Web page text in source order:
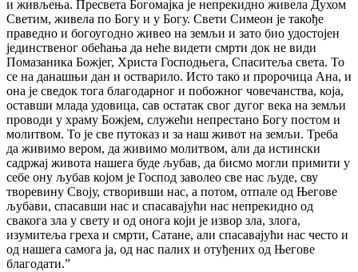
и живљења. Пресвета Богомајка је непрекидно живела Духом
Светим, живела по Богу и у Богу. Свети Симеон је такође
праведно и богоугодно живео на земљи и зато био удостојен
јединственог обећања да неће видети смрти док не види
Помазаника Божјег, Христа Господњега, Спаситеља света. То
се на данашњи дан и остварило. Исто тако и пророчица Ана, и
она је сведок тога благодарног и побожног човечанства, која,
оставши млада удовица, сав остатак свог дугог века на земљи
проводи у храму Божјем, служећи непрестано Богу постом и
молитвом. То је све путоказ и за наш живот на земљи. Треба
да живимо вером, да живимо молитвом, али да истински
садржај живота нашега буде љубав, да бисмо могли примити у
себе ону љубав којом је Господ заволео све нас људе, сву
творевину Своју, створивши нас, а потом, отпале од Његове
љубави, спасавши нас и спасавајући нас непрекидно од
свакога зла у свету и од онога који је извор зла, злога,
изумитеља греха и смрти, Сатане, али спасавајући нас често и
од нашега самога ја, од нас палих и отуђених од Његове
благодати.ˮ